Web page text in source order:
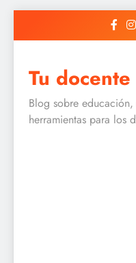
Tu docente
Blog sobre
herramientas para los